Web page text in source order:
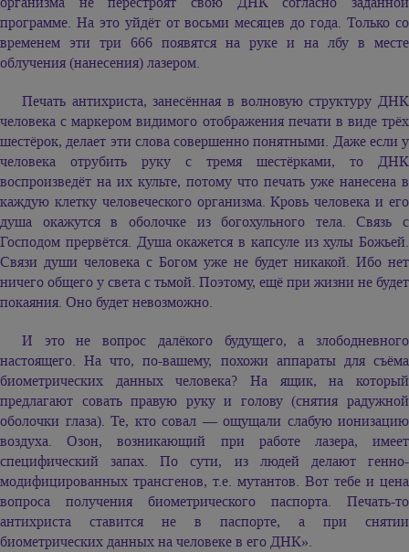
программе. На это уйдёт от восьми месяцев до года. Только со
временем эти три 666 появятся на руке и на лбу в месте
облучения (нанесения) лазером.
Печать антихриста, занесённая в волновую структуру ДНК
человека с маркером видимого отображения печати в виде трёх
шестёрок, делает эти слова совершенно понятными. Даже если у
человека отрубить руку с тремя шестёрками, то ДНК
воспроизведёт на их культе, потому что печать уже нанесена в
каждую клетку человеческого организма. Кровь человека и его
душа окажутся в оболочке из богохульного тела. Связь с
Господом прервётся. Душа окажется в капсуле из хулы Божьей.
Связи души человека с Богом уже не будет никакой. Ибо нет
ничего общего у света с тьмой. Поэтому, ещё при жизни не будет
покаяния. Оно будет невозможно.
И это не вопрос далёкого будущего, а злободневного
настоящего. На что, по-вашему, похожи аппараты для съёма
биометрических данных человека? На ящик, на который
предлагают совать правую руку и голову (снятия радужной
оболочки глаза). Те, кто совал — ощущали слабую ионизацию
воздуха. Озон, возникающий при работе лазера, имеет
специфический запах. По сути, из людей делают генно-
модифицированных трансгенов, т.е. мутантов. Вот тебе и цена
вопроса получения биометрического паспорта. Печать-то
антихриста ставится не в паспорте, а при снятии
биометрических данных на человеке в его ДНК».